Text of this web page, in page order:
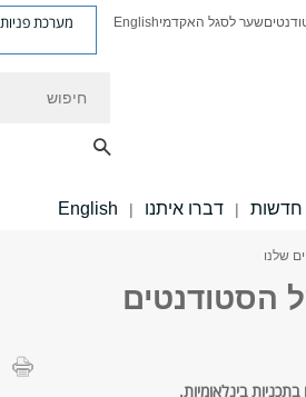
שער לסגל האקדמיEnglish מערכת פניות
חדשות | דברו איתנו |
English
שלנו
הסטודנטים